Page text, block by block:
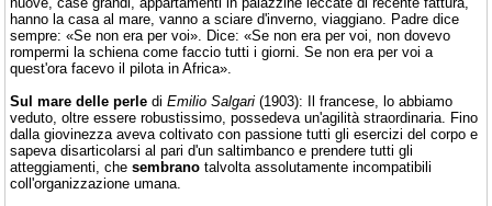
hanno la casa al mare, vanno a sciare d'inverno, viaggiano. Padre dice
sempre: «Se non era per voi». Dice: «Se non era per voi, non dovevo
rompermi la schiena come faccio tutti i giorni. Se non era per voi a
quest'ora facevo il pilota in Africa».
Sul mare delle perle di Emilio Salgari (1903): Il francese, lo abbiamo
veduto, oltre essere robustissimo, possedeva un'agilità straordinaria. Fino
dalla giovinezza aveva coltivato con passione tutti gli esercizi del corpo e
sapeva disarticolarsi al pari d'un saltimbanco e prendere tutti gli
atteggiamenti, che sembrano talvolta assolutamente incompatibili
coll'organizzazione umana.